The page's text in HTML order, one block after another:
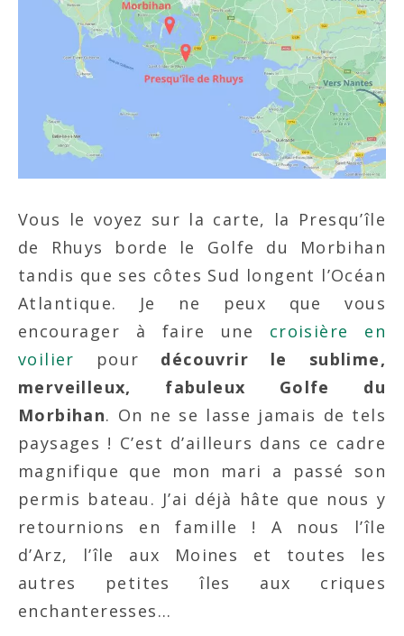
Vous le voyez sur la carte, la Presqu’île
de Rhuys borde le Golfe du Morbihan
tandis que ses côtes Sud longent l’Océan
Atlantique. Je ne peux que vous
encourager à faire une croisière en
voilier pour découvrir le sublime,
merveilleux, fabuleux Golfe du
Morbihan. On ne se lasse jamais de tels
paysages ! C’est d’ailleurs dans ce cadre
magnifique que mon mari a passé son
permis bateau. J’ai déjà hâte que nous y
retournions en famille ! A nous l’île
d’Arz, l’île aux Moines et toutes les
autres petites îles aux criques
enchanteresses…